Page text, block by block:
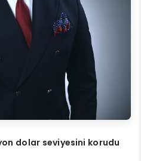
dolar seviyesini korudu